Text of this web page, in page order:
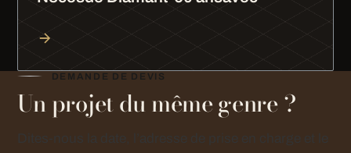
DEMANDE DE DEVIS
Un projet du même genre ?